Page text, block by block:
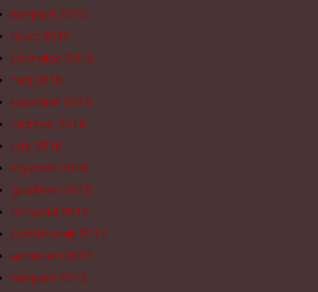
sierpień 2016
lipiec 2016
czerwiec 2016
maj 2016
kwiecień 2016
marzec 2016
luty 2016
styczeń 2016
grudzień 2015
listopad 2015
październik 2015
wrzesień 2015
sierpień 2015